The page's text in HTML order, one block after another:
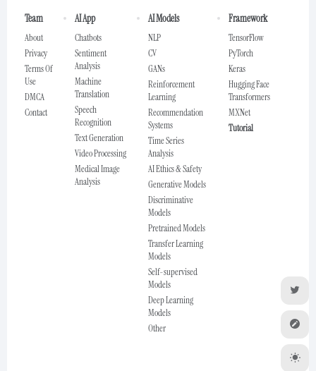
Team
About
Privacy
Terms Of
Use
DMCA
Contact
AI App
Chatbots
Sentiment
Analysis
Machine
Translation
Speech
Recognition
Text Generation
Video Processing
Medical Image
Analysis
AI Models
NLP
CV
GANs
Reinforcement
Learning
Recommendation
Systems
Time Series
Analysis
AI Ethics & Safety
Generative Models
Discriminative
Models
Pretrained Models
Transfer Learning
Models
Self-supervised
Models
Deep Learning
Models
Other
Framework
TensorFlow
PyTorch
Keras
Hugging Face
Transformers
MXNet
Tutorial